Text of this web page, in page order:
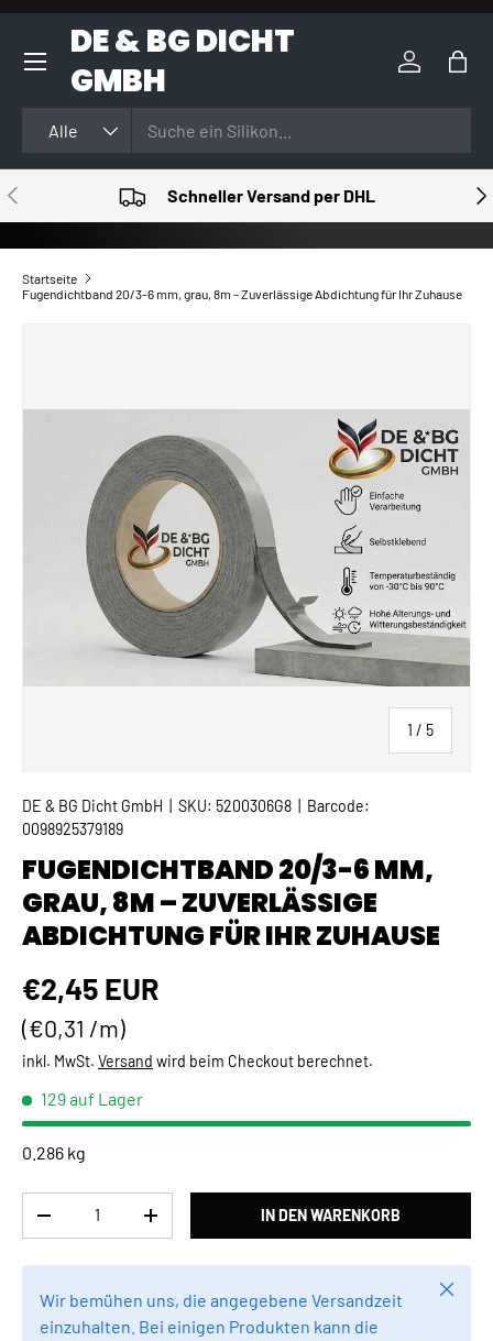
DIREKT ZUM INHALT
DE & BG DICHT
GMBH
Alle
Einloggen
VORHERIGE Schneller Versand per DHL
Startseite
Fugendichtband 20/3-6 mm, grau, 8m – Zuverlässige Abdichtung für Ihr Zuhause
1 / von
5
DE & BG Dicht GmbH SKU: 5200306G8
Barcode:
0098925379189
FUGENDICHTBAND 20/3-6 MM,
GRAU, 8M – ZUVERLÄSSIGE
ABDICHTUNG FÜR IHR ZUHAUSE
Normaler Preis
€2,45 EUR
Grundpreis
€0,31 /m
inkl. MwSt. Versand wird beim Checkout berechnet.
129 auf Lager
0.286 kg
MENGE VERRINGERNMENGE ERHÖHENIN DEN WARENKORB
Wir bemühen uns, die angegebene Versandzeit
einzuhalten. Bei einigen Produkten kann die